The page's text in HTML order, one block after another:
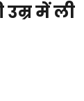
उम्र में ली